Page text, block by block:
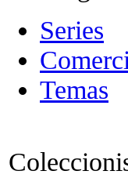
Series
Temas